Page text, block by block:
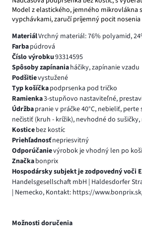
Model z elastického, jemného mikrovlákna
vypchávkami, zaručí príjemný pocit
MateriálVrchný materiál: 76% polyamid,
Farbapúdrová
Číslo výrobku93314595
Spôsoby zapínaniaháčiky, zapínanie vzadu
Podšitievystužené
Typ košíčkapodprsenka pod tričko
Ramienka3-stupňovo nastaviteľné,
Údržbapranie v práčke 40°C, nebieliť,
nečistiť (kruh - krížik), nevhodné do
Kosticebez kostíc
Priehľadnosťnepriesvitný
Odporúčanievýrobok je vhodný len po
Značkabonprix
Hospodársky subjekt je zodpovedný voči
Handelsgesellschaft mbH | Haldesdorfer
| Nemecko, Kontakt: https://
Možnosti doručenia